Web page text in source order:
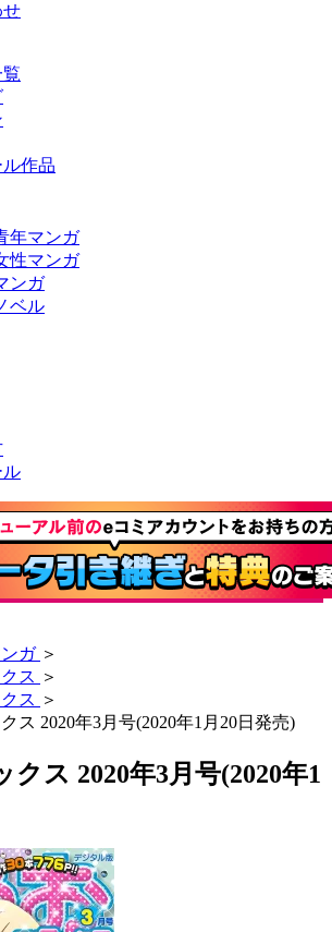
せ
作品
年マンガ
性マンガ
ンガ
ベル
ル
ガ ＞
ス ＞
ス ＞
ス 2020年3月号(2020年1月20日発売)
ス 2020年3月号(2020年1